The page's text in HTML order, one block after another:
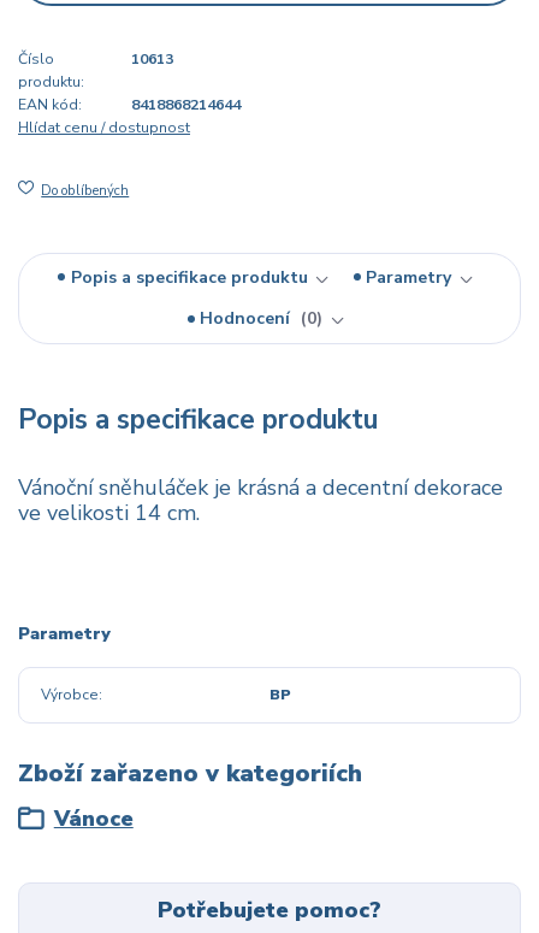
Číslo
produktu:
10613
EAN kód:
8418868214644
Hlídat cenu / dostupnost
Do oblíbených
Popis a specifikace produktu
Parametry
Hodnocení
0
Popis a specifikace produktu
Vánoční sněhuláček je krásná a decentní dekorace
ve velikosti 14 cm.
Parametry
Výrobce BP
Zboží zařazeno v kategoriích
Vánoce
Potřebujete pomoc?